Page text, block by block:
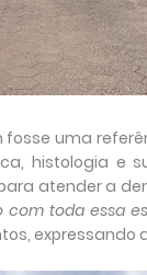
uma
histologia e
atender a
com toda essa